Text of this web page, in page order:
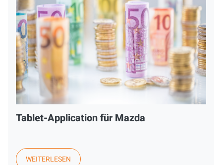
Tablet-Application für Mazda
WEITERLESEN